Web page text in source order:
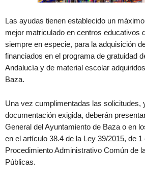
Las ayudas tienen establecido un
mejor matriculado en centros educativos
siempre en especie, para la adquisición
financiados en el programa de gratuidad
Andalucía y de material escolar
Baza.
Una vez cumplimentadas las solicitudes,
documentación exigida, deberán
General del Ayuntamiento de Baza o en
en el artículo 38.4 de la Ley 39/2015, de 1
Procedimiento Administrativo Común de
Públicas.